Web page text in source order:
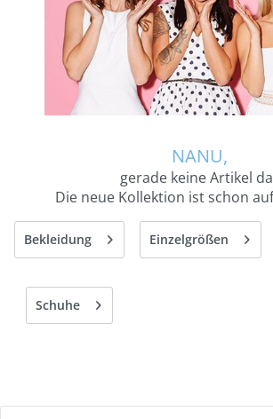
NANU,
gerade keine Artikel
Die neue Kollektion ist schon
Bekleidung Einzelgrößen
Schuhe